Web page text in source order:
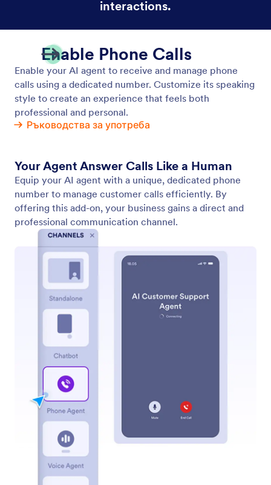
Get a dedicated business number for your AI Agent
and provide a seamless, professional experience.
Test Your Phone Agent
Test your AI Agent’s voice and responses with
Jotform’s Test Call feature.